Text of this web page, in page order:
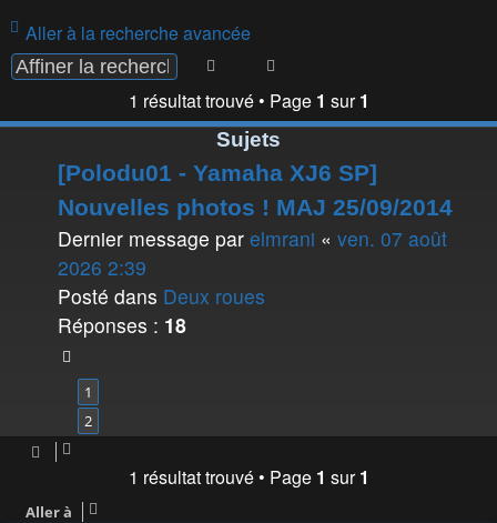
Aller à la recherche avancée
Rechercher
1 résultat trouvé • Page 1 sur1
Sujets
[Polodu01 - Yamaha XJ6 SP]
Nouvelles photos ! MAJ 25/09/2014
Dernier message par elmrani « ven. 07 août
2026 2:39
Posté dans Deux roues
Réponses : 18
1
2
1 résultat trouvé • Page 1 sur1
Aller à